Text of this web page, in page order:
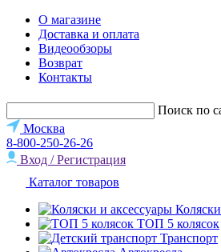
О магазине
Доставка и оплата
Видеообзоры
Возврат
Контакты
Поиск по
Москва
8-800-250-26-26
Вход / Регистрация
Каталог товаров
Коляски
ТОП 5 колясок
Транспорт